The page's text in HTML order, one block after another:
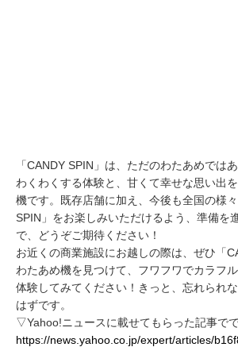
「CANDY SPIN」は、ただのわたあめでは
わくわくする体験と、甘くて幸せな思い出
機です。既存店舗に加え、今後も全国の様
SPIN」をお楽しみいただけるよう、準備を
で、どうぞご期待ください！
お近くの商業施設にお越しの際は、ぜひ「
わたあめ機を見つけて、フワフワでカラフ
体験してみてください！きっと、忘れられ
はずです。
▽Yahoo!ニュースに載せてもらった記事で
https://news.yahoo.co.jp/expert/articles/